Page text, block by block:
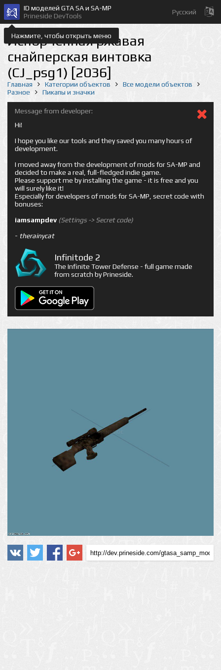
Нажмите, чтобы открыть меню
ID моделей GTA SA и SA-MP
Prineside DevTools
Русский
Испорченная ржавая
снайперская винтовка
(CJ_psg1) [2036]
Главная Категории объектов
Все модели объектов
Разное
Пикапы и значки
Message from developer:
Hi!
I hope you like our tools and they saved you many hours of
development.
I moved away from the development of mods for SA-MP and
decided to make a real, full-fledged indie game.
Please support me by installing the game - it is free and you
will surely like it!
Especially for developers of mods for SA-MP, secret code with
bonuses:
iamsampdev (Settings -> Secret code)
- therainycat
Infinitode 2
The Infinite Tower Defense - full game made
from scratch by Prineside.